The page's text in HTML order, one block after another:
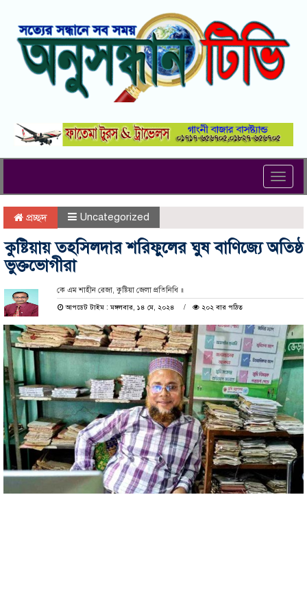
প্রচ্ছদ Uncategorized
কুষ্টিয়ায় তহসিলদার শরিফুলের ঘুষ বাণিজ্যে অতিষ্ঠ
ভুক্তভোগীরা
কে এম শাহীন রেজা, কুষ্টিয়া জেলা প্রতিনিধি ॥
আপডেট টাইম : মঙ্গলবার, ১৪ মে, ২০২৪
২০২ বার পঠিত